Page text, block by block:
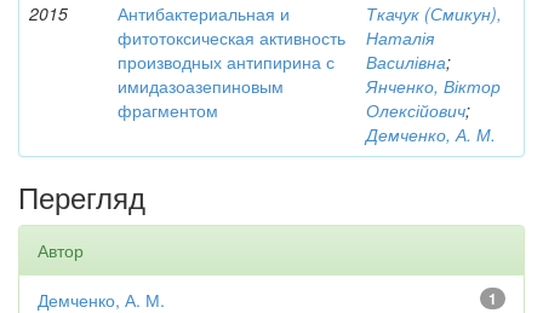
2015
Антибактериальная и
фитотоксическая активность
производных антипирина с
имидазоазепиновым
фрагментом
Ткачук (Смикун),
Наталія
Василівна;
Янченко, Віктор
Олексійович;
Демченко, А. М.
Перегляд
Автор
1
Демченко, А. М.